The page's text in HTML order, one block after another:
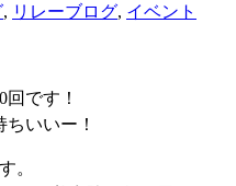
, リレーブログ, イベント
です！
いいー！
。